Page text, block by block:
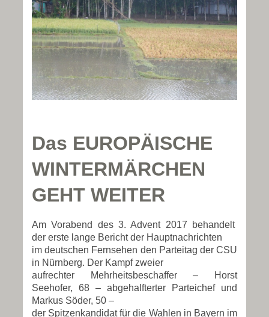
Das EUROPÄISCHE
WINTERMÄRCHEN
GEHT WEITER
Am Vorabend des 3. Advent 2017 behandelt
der erste lange Bericht der Hauptnachrichten
im deutschen Fernsehen den Parteitag der CSU
in Nürnberg. Der Kampf zweier
aufrechter Mehrheitsbeschaffer – Horst
Seehofer, 68 – abgehalfterter Parteichef und
Markus Söder, 50 –
der Spitzenkandidat für die Wahlen in Bayern im